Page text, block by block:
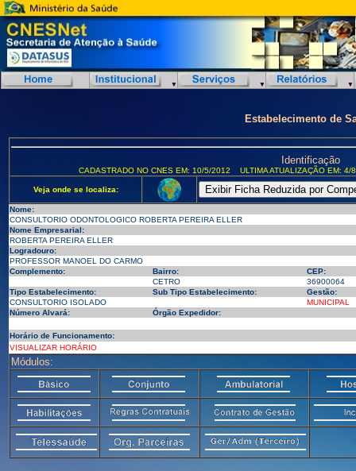
Estabelecimento de
Identificação
CADASTRADO NO CNES EM: 10/5/2012 ULTIMA ATUALIZAÇÃO EM:
Veja onde se localiza:
Nome:
CONSULTORIO ODONTOLOGICO ROBERTA PEREIRA ELLER
Nome Empresarial:
ROBERTA PEREIRA ELLER
Logradouro:
PROFESSOR MANOEL DO CARMO
Complemento:
Bairro:
CEP:
CETRO
36900064
Tipo Estabelecimento:
Sub Tipo Estabelecimento:
Gestão:
CONSULTORIO ISOLADO
MUNICIPAL
Número Alvará:
Órgão Expedidor:
Horário de Funcionamento:
VISUALIZAR HORÁRIO
Módulos: